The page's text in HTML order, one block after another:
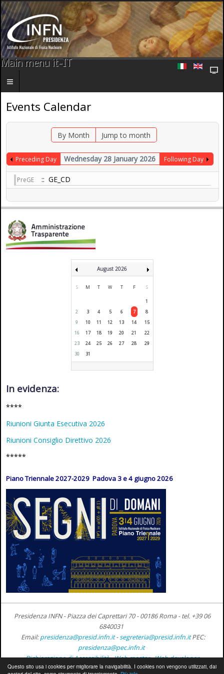
Questo sito usa i cookies per migliorare la navigabilità. I cookies non vengono utilizzati, dai
Main menu it-IT
Events Calendar
By Month Jump to month
Preceding Day Wednesday 28 January 2026 Following Day
PreGE :: GE_CD
August 2026
S M T W T F S
1
2
3 4 5 6 7
8
9
10 11 12 13 14
15
16
17 18 19 20 21
22
23
24 25 26 27 28
29
30
31
In evidenza:
****
Riunioni Giunta Esecutiva 2026
Riunioni Consiglio Direttivo 2026
*****
Piano Triennale 2027-2029 Padova 3 e 4 giugno 2026
Presidenza INFN - Piazza dei Caprettari 70 - 00186 Roma -tel. +39 06
6840031
Email:presidenza@presid.infn.it-segreteria@presid.infn.it PEC:
presidenza@pec.infn.it
Dichiarazione di Accessibilità-Web master-Web developer